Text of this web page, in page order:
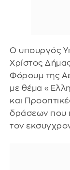
Ο υπουργός
Χρίστος
Φόρουμ της
με θέμα
και
δράσεων που
τον